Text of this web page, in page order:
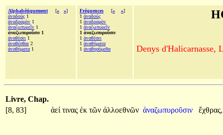
Alphabétiquement [« »]
ἀναδούς 1
ἀναδραμὸν 1
ἀναζωπυρεῖν 1
ἀναζωπυροῦσιν 1
ἀναθέσει 1
ἀναθέσθαι 2
ἀναθήματα 1
Fréquences [« »]
1 ἀναδούς
1 ἀναδραμὸν
1 ἀναζωπυρεῖν
1 ἀναζωπυροῦσιν
1 ἀναθέσει
1 ἀναθήματα
1 ἀναθησόμεθα Denys d'Halicarnasse,
Livre, Chap.
[8, 83]
ἀεί τινας ἐκ τῶν ἀλλοεθνῶν ἀναζωπυροῦσιν ἔχθρας,